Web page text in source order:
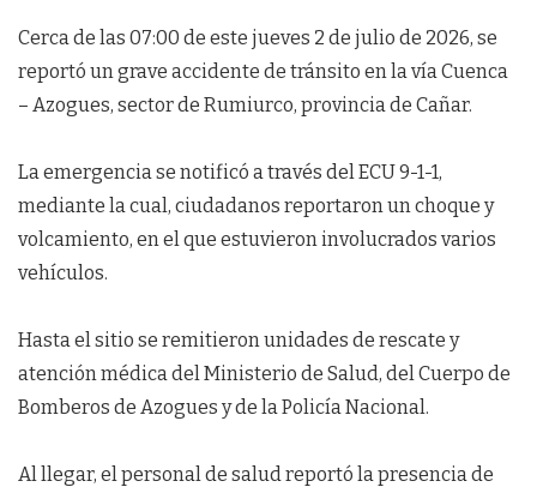
Cerca de las 07:00 de este jueves 2 de julio de 2026, se
reportó un grave accidente de tránsito en la vía Cuenca
– Azogues, sector de Rumiurco, provincia de Cañar.
La emergencia se notificó a través del ECU 9-1-1,
mediante la cual, ciudadanos reportaron un choque y
volcamiento, en el que estuvieron involucrados varios
vehículos.
Hasta el sitio se remitieron unidades de rescate y
atención médica del Ministerio de Salud, del Cuerpo de
Bomberos de Azogues y de la Policía Nacional.
Al llegar, el personal de salud reportó la presencia de